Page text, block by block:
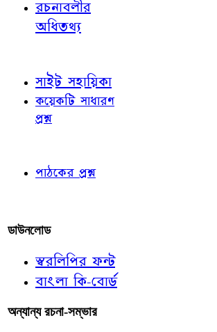
রচনাবলীর
অধিতথ্য
সাইট সহায়িকা
কয়েকটি সাধারণ
প্রশ্ন
পাঠকের প্রশ্ন
ডাউনলোড
স্বরলিপির ফন্ট
বাংলা কি-বোর্ড
অন্যান্য রচনা-সম্ভার